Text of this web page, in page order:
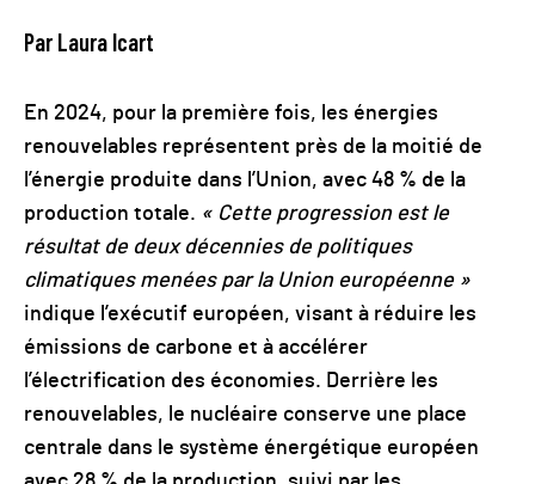
Par Laura Icart
En 2024, pour la première fois, les énergies
renouvelables représentent près de la moitié de
l’énergie produite dans l’Union, avec 48 % de la
production totale. « Cette progression est le
résultat de deux décennies de politiques
climatiques menées par la Union européenne »
indique l’exécutif européen, visant à réduire les
émissions de carbone et à accélérer
l’électrification des économies. Derrière les
renouvelables, le nucléaire conserve une place
centrale dans le système énergétique européen